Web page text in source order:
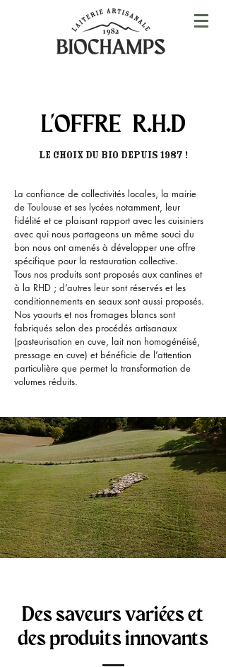
L'OFFRE R.H.D
Le choix du bio depuis 1987 !
La confiance de collectivités locales, la mairie
de Toulouse et ses lycées notamment, leur
fidélité et ce plaisant rapport avec les cuisiniers
avec qui nous partageons un même souci du
bon nous ont amenés à développer une offre
spécifique pour la restauration collective.
Tous nos produits sont proposés aux cantines et
à la RHD ; d’autres leur sont réservés et les
conditionnements en seaux sont aussi proposés.
Nos yaourts et nos fromages blancs sont
fabriqués selon des procédés artisanaux
(pasteurisation en cuve, lait non homogénéisé,
pressage en cuve) et bénéficie de l’attention
particulière que permet la transformation de
volumes réduits.
Des saveurs variées et
des produits innovants